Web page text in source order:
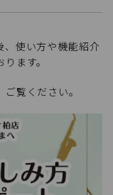
、使い方や機能紹介
ます。
覧ください。